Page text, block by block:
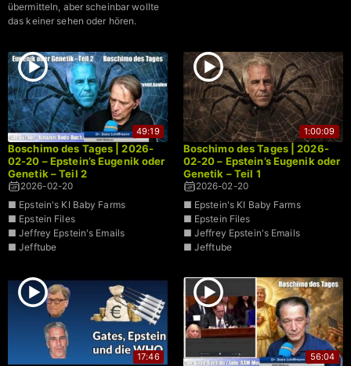
übermitteln, aber scheinbar wollte
das keiner sehen oder hören.
49:19
Boschimo des Tages | 2026-
02-20 – Epstein’s Eugenik oder
Genetik – Teil 2
2026-02-20
■ Epstein's KI Baby Farms
■ Epstein Files
■ Jeffrey Epstein's Emails
■ Jefftube
1:00:09
Boschimo des Tages | 2026-
02-20 – Epstein’s Eugenik oder
Genetik – Teil 1
2026-02-20
■ Epstein's KI Baby Farms
■ Epstein Files
■ Jeffrey Epstein's Emails
■ Jefftube
17:46 56:04